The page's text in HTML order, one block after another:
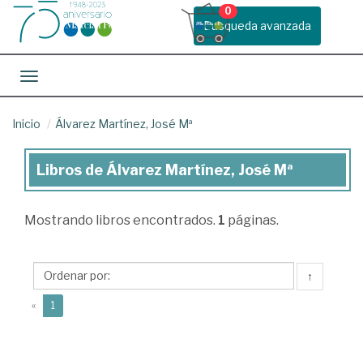
Busqueda avanzada
0
Toggle navigation
Inicio Álvarez Martínez, José Mª
Libros
Álvarez
José
Mª
Libros de Álvarez Martínez, José Mª
Mostrando libros encontrados. 1 páginas.
↑
« 1